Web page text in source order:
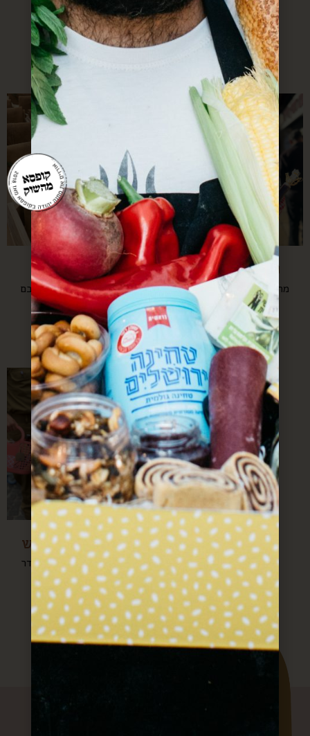
החל מ-
בחו״ל
משלוחים בתפוצה
בינלאומית
350
מארזי קונפסט
כל רעיון משוגע שיש לכם
בלב, רק תגידו.
החל מ-
$250
פיקניק במשרד
מחנה יהודה אצלכם בחדר
הישיבות
החל מ-
$250
מזכרת מיום גיבוש
שי קטן שיחכה לכם בחדר
במלון
החל מ-
$100